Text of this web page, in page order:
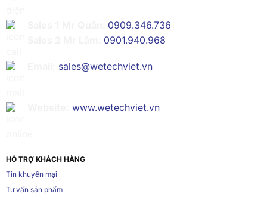
0909.346.736
0901.940.968
sales@wetechviet.vn
www.wetechviet.vn
HỖ TRỢ KHÁCH HÀNG
Tin khuyến mại
Tư vấn sản phẩm